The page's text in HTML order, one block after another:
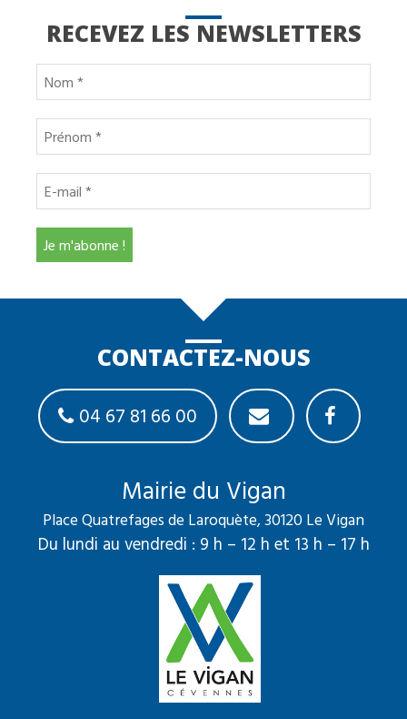
RECEVEZ LES NEWSLETTERS
CONTACTEZ-NOUS
04 67 81 66 00
Mairie du Vigan
Place Quatrefages de Laroquète, 30120 Le Vigan
Du lundi au vendredi : 9 h – 12 h et 13 h – 17 h